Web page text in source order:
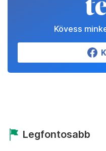
Kövess
Legfontosabb